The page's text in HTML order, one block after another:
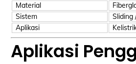
Material
Sistem
Sliding
Aplikasi
Aplikasi